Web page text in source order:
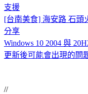
支援
[台南美食] 海安路 石頭
分享
Windows 10 2004 與
更新後可能會出現的問
//